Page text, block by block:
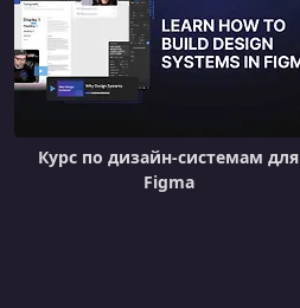
Курс по дизайн-системам для
Figma